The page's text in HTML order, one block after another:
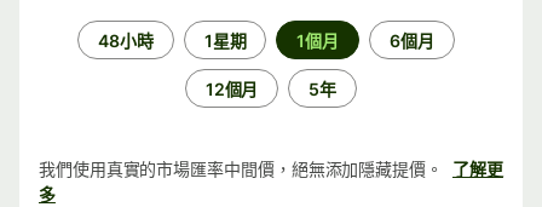
48小時 1星期 1個月 6個月
12個月 5年
我們使用真實的市場匯率中間價，絕無添加隱藏提價。
了解更
多